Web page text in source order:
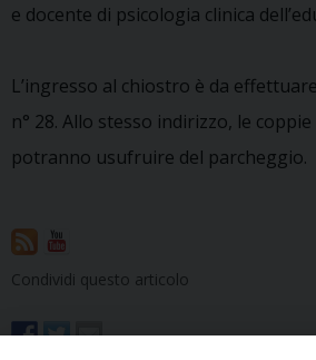
e docente di psicologia clinica
L’ingresso al chiostro è da
n° 28. Allo stesso indirizzo, le
potranno usufruire del parcheggio.
Condividi questo articolo